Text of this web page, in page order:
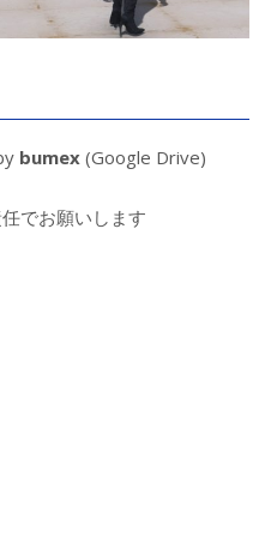
bumex (Google Drive)
でお願いします